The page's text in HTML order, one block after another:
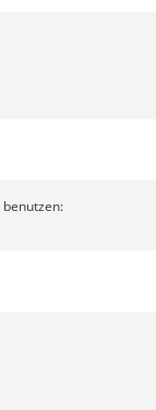
benutzen: